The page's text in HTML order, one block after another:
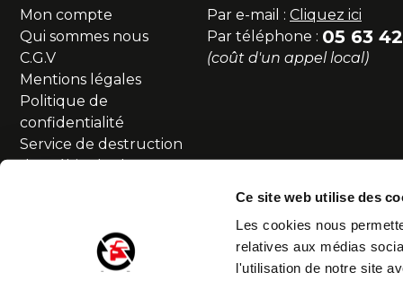
Ce site web utilise des
Les cookies nous
relatives aux médias
l'utilisation de notre site
Mon compte
Qui sommes nous
C.G.V
Mentions légales
Politique de
confidentialité
Service de destruction
des véhicules hors
SAV et Retour
Partenaires
Accessibilité numérique
Par e-mail : Cliquez ici
Par téléphone : 05 63
(coût d'un appel local)